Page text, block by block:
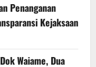
Penanganan
Kejaksaan
Waiame, Dua